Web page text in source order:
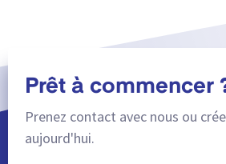
Prêt à commencer
Prenez contact avec nous ou
aujourd'hui.